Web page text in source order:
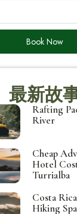
Book Now
最新故
Rafting
River
Cheap
Hotel
Turrialba
Costa
Hiking